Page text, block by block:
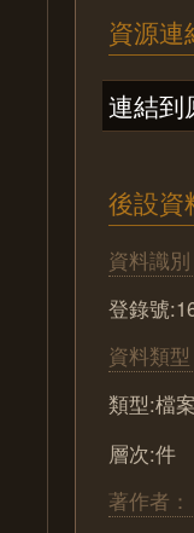
資源連
連結到
後設資
資料識別
登錄號
資料類型
類型:檔案
層次:件
著作者：